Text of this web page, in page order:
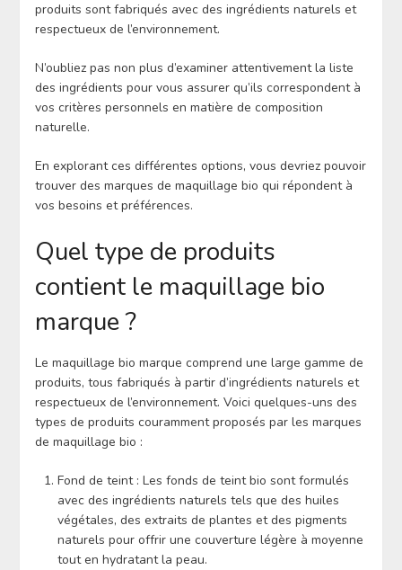
produits sont fabriqués avec des ingrédients naturels et
respectueux de l’environnement.
N’oubliez pas non plus d’examiner attentivement la liste
des ingrédients pour vous assurer qu’ils correspondent à
vos critères personnels en matière de composition
naturelle.
En explorant ces différentes options, vous devriez pouvoir
trouver des marques de maquillage bio qui répondent à
vos besoins et préférences.
Quel type de produits
contient le maquillage bio
marque ?
Le maquillage bio marque comprend une large gamme de
produits, tous fabriqués à partir d’ingrédients naturels et
respectueux de l’environnement. Voici quelques-uns des
types de produits couramment proposés par les marques
de maquillage bio :
Fond de teint : Les fonds de teint bio sont formulés
avec des ingrédients naturels tels que des huiles
végétales, des extraits de plantes et des pigments
naturels pour offrir une couverture légère à moyenne
tout en hydratant la peau.